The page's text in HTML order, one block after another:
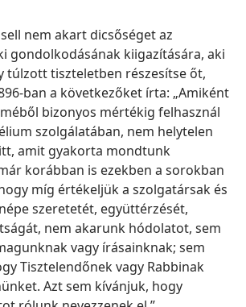
nem akart dicsőséget az
gondolkodásának kiigazítására, aki
túlzott tiszteletben részesítse őt,
ban a következőket írta: „Amiként
bizonyos mértékig felhasznál
szolgálatában, nem helytelen
amit gyakorta mondtunk
korábban is ezekben a sorokban
míg értékeljük a szolgatársak és
szeretetét, együttérzését,
nem akarunk hódolatot, sem
vagy írásainknak; sem
Tisztelendőnek vagy Rabbinak
Azt sem kívánjuk, hogy